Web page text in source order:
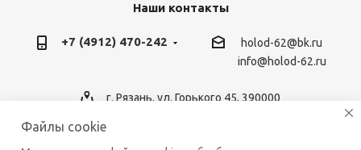
Наши контакты
+7 (4912) 470-242
holod-62@bk.ru
info@holod-62.ru
г. Рязань, ул. Горького 45, 390000
Файлы cookie